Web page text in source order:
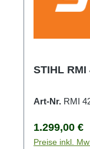
STIHL
Art-Nr. RMI
Regulärer
1.299,00 €
Preise inkl.